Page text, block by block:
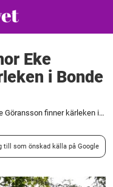
Eke
i Bonde
Tittarna tror inte Ellinor Eke Göransson finner kärleken i Bonde söker fru
till som önskad källa på Google